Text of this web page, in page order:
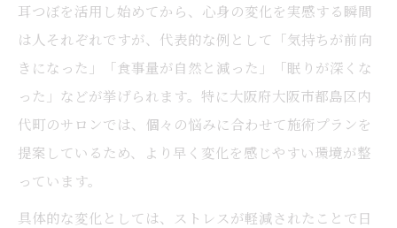
耳つぼを活用し始めてから、心身の変化を実感する瞬間
は人それぞれですが、代表的な例として「気持ちが前向
きになった」「食事量が自然と減った」「眠りが深くな
った」などが挙げられます。特に大阪府大阪市都島区内
代町のサロンでは、個々の悩みに合わせて施術プランを
提案しているため、より早く変化を感じやすい環境が整
っています。
具体的な変化としては、ストレスが軽減されたことで日